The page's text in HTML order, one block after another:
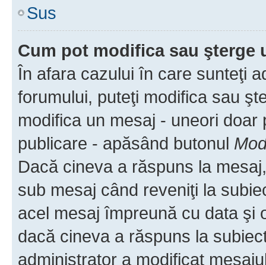
Sus
Cum pot modifica sau şterge
În afara cazului în care sunteţi
forumului, puteţi modifica sau
modifica un mesaj - uneori
publicare - apăsând butonul
Dacă cineva a răspuns la
sub mesaj când reveniţi la
acel mesaj împreună cu data şi
dacă cineva a răspuns la
administrator a modificat